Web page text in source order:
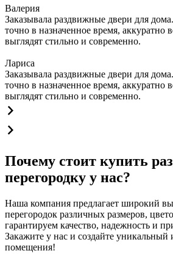
Валерия
Заказывала раздвижные двери для
точно в назначенное время, аккуратно
выглядят стильно и современно.
Лариса
Заказывала раздвижные двери для
точно в назначенное время, аккуратно
выглядят стильно и современно.
Почему стоит купить
перегородку у нас?
Наша компания предлагает широкий
перегородок различных размеров,
гарантируем качество, надежность и
Закажите у нас и создайте уникальный
помещения!